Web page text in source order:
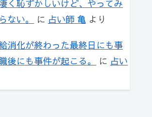
く恥ずかしいけど、やってみ
ない。
に 占い師 亀 より
消化が終わった最終日にも事
後にも事件が起こる。
に 占い